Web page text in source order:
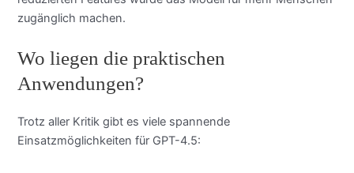
zugänglich machen.
Wo liegen die praktischen
Anwendungen?
Trotz aller Kritik gibt es viele spannende
Einsatzmöglichkeiten für GPT-4.5: